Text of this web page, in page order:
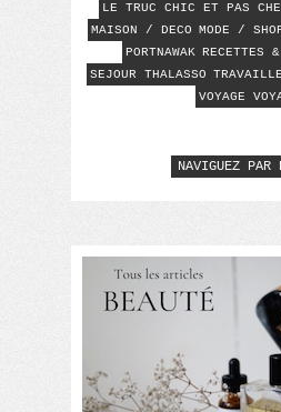
LE TRUC CHIC ET PAS
MAISON / DECO MODE /
PORTNAWAK RECETTES
SEJOUR THALASSO
VOYAGE
NAVIGUEZ PAR